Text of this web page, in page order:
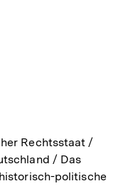
Rechtsstaat /
/ Das
politische